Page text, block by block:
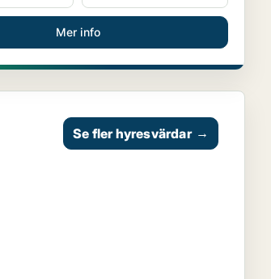
Mer info
Se fler hyresvärdar →